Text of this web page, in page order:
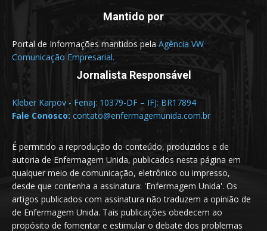
Mantido por
Portal de Informações mantidos pela Agência VW
Comunicação Empresarial.
Jornalista Responsável
Kleber Karpov - Fenaj: 10379-DF – IFJ: BR17894
Fale Conosco: contato@enfermagemunida.com.br
É permitido a reprodução do conteúdo, produzidos e de
autoria de Enfermagem Unida, publicados nesta página em
qualquer meio de comunicação, eletrônico ou impresso,
desde que contenha a assinatura: 'Enfermagem Unida'. Os
artigos publicados com assinatura não traduzem a opinião de
de Enfermagem Unida. Tais publicações obedecem ao
propósito de fomentar e estimular o debate dos problemas